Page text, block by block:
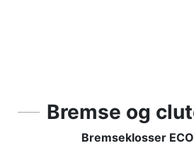
Bremse og
Bremseklosser